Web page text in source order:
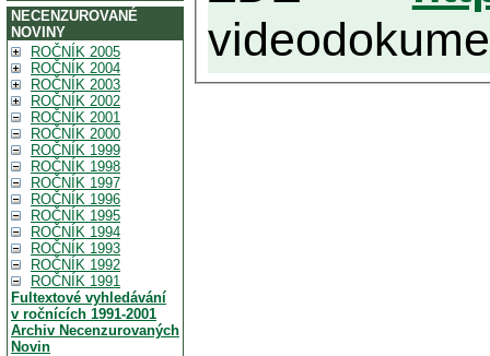
NECENZUROVANÉ
NOVINY
ROČNÍK 2005
ROČNÍK 2004
ROČNÍK 2003
ROČNÍK 2002
ROČNÍK 2001
ROČNÍK 2000
ROČNÍK 1999
ROČNÍK 1998
ROČNÍK 1997
ROČNÍK 1996
ROČNÍK 1995
ROČNÍK 1994
ROČNÍK 1993
ROČNÍK 1992
ROČNÍK 1991
Fultextové vyhledávání
v ročnících 1991-2001
Archiv Necenzurovaných
Novin